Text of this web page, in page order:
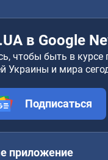
в Google
чтобы быть в курсе
Украины и мира
Подписаться
приложение